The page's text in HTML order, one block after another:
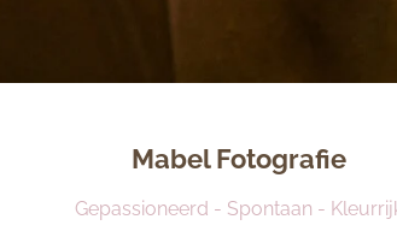
Mabel Fotografie
Gepassioneerd - Spontaan -